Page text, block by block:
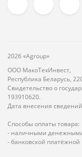
2026 «Agroup»
ООО МакоТехИнвест,
Республика Беларусь,
Свидетельство о
193910620.
Дата внесения
Способы оплаты товара:
- наличными
- банковской